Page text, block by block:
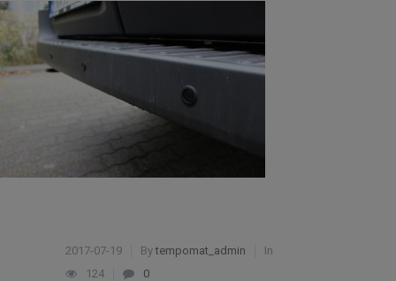
2017-07-19 Bytempomat_admin
In
124
0